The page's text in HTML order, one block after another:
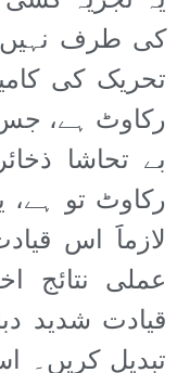
کی طرف نہیں
تحریک کی
رکاوٹ ہے،
بے تحاشا
رکاوٹ تو ہے،
لازماََ اس
عملی نتائج
قیادت شدید
تبدیل کریں۔